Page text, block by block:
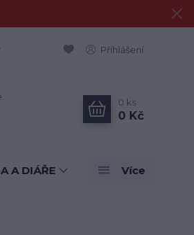
Přihlášení
0 ks
0 Kč
A DIÁŘE Více